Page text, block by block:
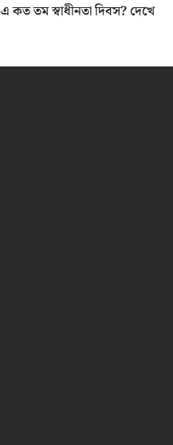
তম স্বাধীনতা দিবস? দেখে